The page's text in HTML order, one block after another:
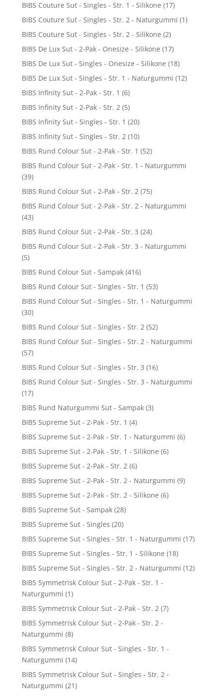
BIBS Couture Sut - Singles - Str. 1 - Silikone (17)
BIBS Couture Sut - Singles - Str. 2 - Naturgummi (1)
BIBS Couture Sut - Singles - Str. 2 - Silikone (2)
BIBS De Lux Sut - 2-Pak - Onesize - Silikone (17)
BIBS De Lux Sut - Singles - Onesize - Silikone (18)
BIBS De Lux Sut - Singles - Str. 1 - Naturgummi (12)
BIBS Infinity Sut - 2-Pak - Str. 1 (6)
BIBS Infinity Sut - 2-Pak - Str. 2 (5)
BIBS Infinity Sut - Singles - Str. 1 (20)
BIBS Infinity Sut - Singles - Str. 2 (10)
BIBS Rund Colour Sut - 2-Pak - Str. 1 (52)
BIBS Rund Colour Sut - 2-Pak - Str. 1 - Naturgummi
(39)
BIBS Rund Colour Sut - 2-Pak - Str. 2 (75)
BIBS Rund Colour Sut - 2-Pak - Str. 2 - Naturgummi
(43)
BIBS Rund Colour Sut - 2-Pak - Str. 3 (24)
BIBS Rund Colour Sut - 2-Pak - Str. 3 - Naturgummi
(5)
BIBS Rund Colour Sut - Sampak (416)
BIBS Rund Colour Sut - Singles - Str. 1 (53)
BIBS Rund Colour Sut - Singles - Str. 1 - Naturgummi
(30)
BIBS Rund Colour Sut - Singles - Str. 2 (52)
BIBS Rund Colour Sut - Singles - Str. 2 - Naturgummi
(57)
BIBS Rund Colour Sut - Singles - Str. 3 (16)
BIBS Rund Colour Sut - Singles - Str. 3 - Naturgummi
(17)
BIBS Rund Naturgummi Sut - Sampak (3)
BIBS Supreme Sut - 2-Pak - Str. 1 (4)
BIBS Supreme Sut - 2-Pak - Str. 1 - Naturgummi (6)
BIBS Supreme Sut - 2-Pak - Str. 1 - Silikone (6)
BIBS Supreme Sut - 2-Pak - Str. 2 (6)
BIBS Supreme Sut - 2-Pak - Str. 2 - Naturgummi (9)
BIBS Supreme Sut - 2-Pak - Str. 2 - Silikone (6)
BIBS Supreme Sut - Sampak (28)
BIBS Supreme Sut - Singles (20)
BIBS Supreme Sut - Singles - Str. 1 - Naturgummi (17)
BIBS Supreme Sut - Singles - Str. 1 - Silikone (18)
BIBS Supreme Sut - Singles - Str. 2 - Naturgummi (12)
BIBS Symmetrisk Colour Sut - 2-Pak - Str. 1 -
Naturgummi (1)
BIBS Symmetrisk Colour Sut - 2-Pak - Str. 2 (7)
BIBS Symmetrisk Colour Sut - 2-Pak - Str. 2 -
Naturgummi (8)
BIBS Symmetrisk Colour Sut - Singles - Str. 1 -
Naturgummi (14)
BIBS Symmetrisk Colour Sut - Singles - Str. 2 -
Naturgummi (21)